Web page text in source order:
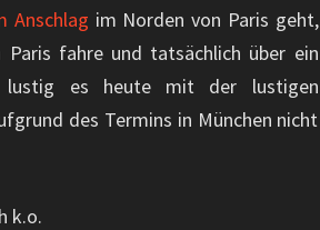
Anschlag im Norden von Paris geht,
fahre und tatsächlich über ein
lustig es heute mit der lustigen
des Termins in München nicht
k.o.